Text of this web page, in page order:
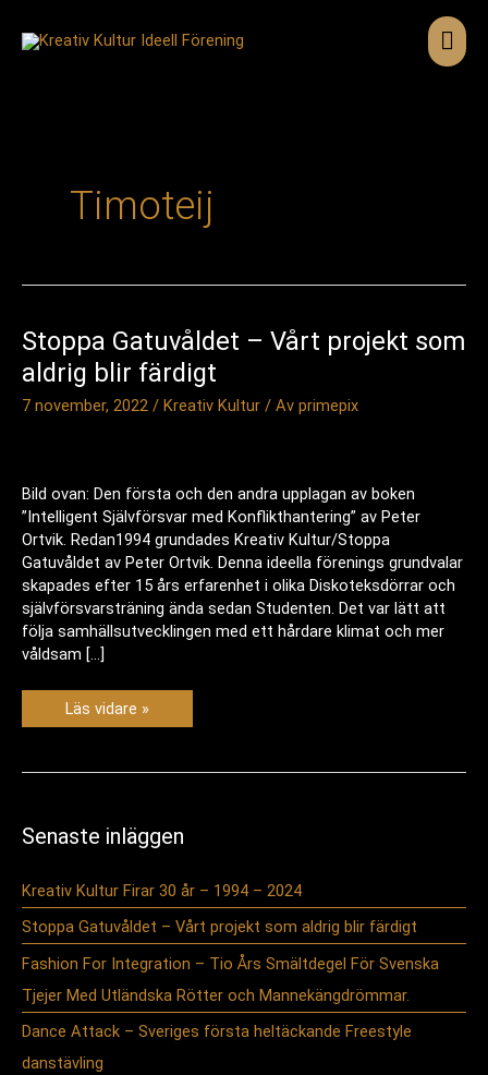
innehåll
Timoteij
Stoppa Gatuvåldet – Vårt projekt som
aldrig blir färdigt
7 november, 2022 / Kreativ Kultur / Av primepix
Bild ovan: Den första och den andra upplagan av boken
”Intelligent Självförsvar med Konflikthantering” av Peter
Ortvik. Redan1994 grundades Kreativ Kultur/Stoppa
Gatuvåldet av Peter Ortvik. Denna ideella förenings grundvalar
skapades efter 15 års erfarenhet i olika Diskoteksdörrar och
självförsvarsträning ända sedan Studenten. Det var lätt att
följa samhällsutvecklingen med ett hårdare klimat och mer
våldsam […]
Stoppa
Gatuvåldet
projekt
färdigt
Läs vidare »
Senaste inläggen
Kreativ Kultur Firar 30 år – 1994 – 2024
Stoppa Gatuvåldet – Vårt projekt som aldrig blir färdigt
Fashion For Integration – Tio Års Smältdegel För Svenska
Tjejer Med Utländska Rötter och Mannekängdrömmar.
Dance Attack – Sveriges första heltäckande Freestyle
danstävling